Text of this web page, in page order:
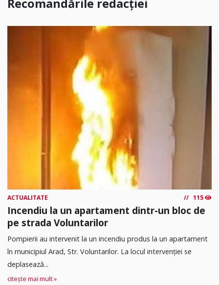
Recomandările redacției
ACTUALITATE 115
Incendiu la un apartament dintr-un bloc de
pe strada Voluntarilor
Pompierii au intervenit la un incendiu produs la un apartament
în municipiul Arad, Str. Voluntarilor. La locul intervenției se
deplasează...
citește mai mult »